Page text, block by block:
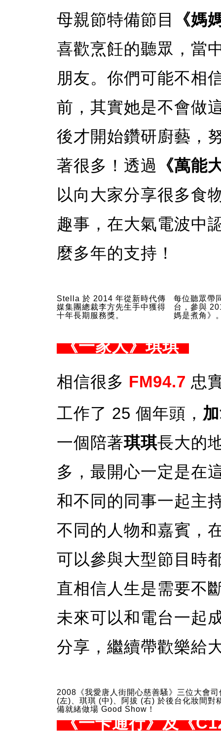
母親節特備節目
《媽
喜歡烹飪的聽眾，當
朋友。你們可能不相
前，其實她是不會做
後才開始鑽研廚藝，
著很多！透過
《萬能
以向大家分享很多食
趣事，在大氣電波中
麼多年的支持！
Stella 於 2014 年從新時代傳
媒集團總裁李方先生手中獲得
十年長期服務獎。
每位聽眾帶
台，參與
媽是煮角》
《一家人》琪琪
相信很多 FM94.7 忠
工作了 25 個年頭，
一個陪著琪琪長大的
多，最開心一定是在
和不同的同事一起主
不同的人物和嘉賓，
可以參與大型節目時
直相信人生是需要不
未來可以和電台一起
分享，繼續帶歡樂給
2008《我愛唐人街開心慈善騷》三位大會
(左)、琪琪 (中)、阿拔 (右) 於後台化妝間對
備就緒做場 Good Show！
《一卡通行》及《